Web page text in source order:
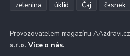
zelenina
úklid Čaj česnek
Provozovatelem magazínu
s.r.o. Více o nás.